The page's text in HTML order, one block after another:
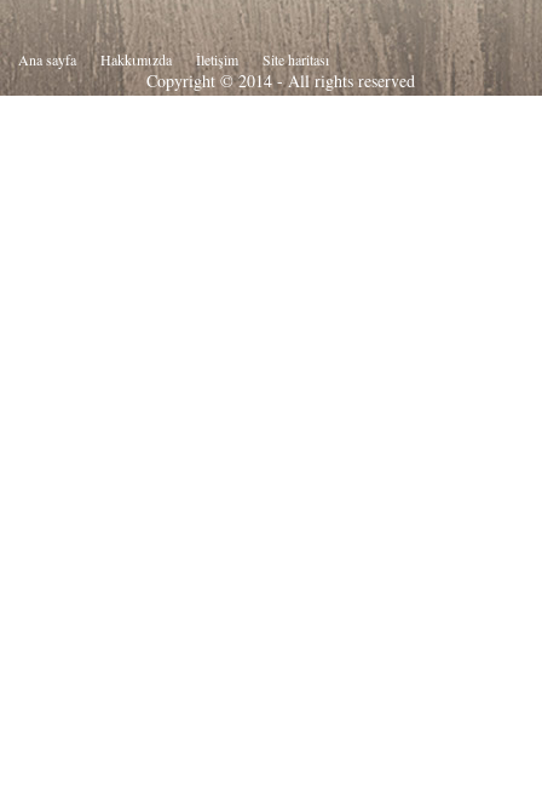
Ana sayfa Hakkιmιzda İletişim Site haritası
Copyright © 2014 - All rights reserved